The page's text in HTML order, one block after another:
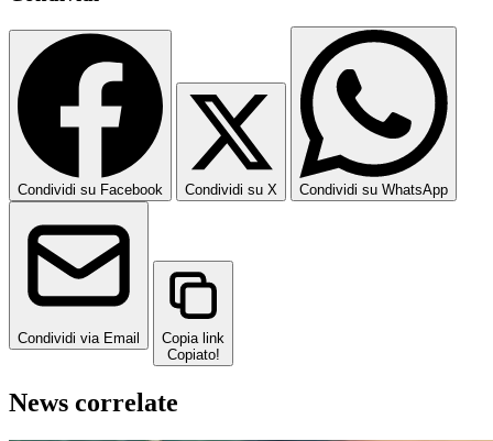
Condividi su Facebook Condividi su X Condividi su WhatsApp
Condividi via Email
Copia link
Copiato!
News correlate